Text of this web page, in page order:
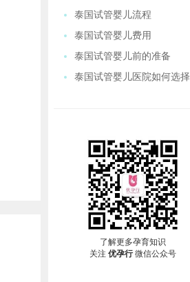
泰国试管婴儿流程
泰国试管婴儿费用
泰国试管婴儿前的准备
泰国试管婴儿医院如何选择
了解更多孕育知识
关注 优孕行微信公众号